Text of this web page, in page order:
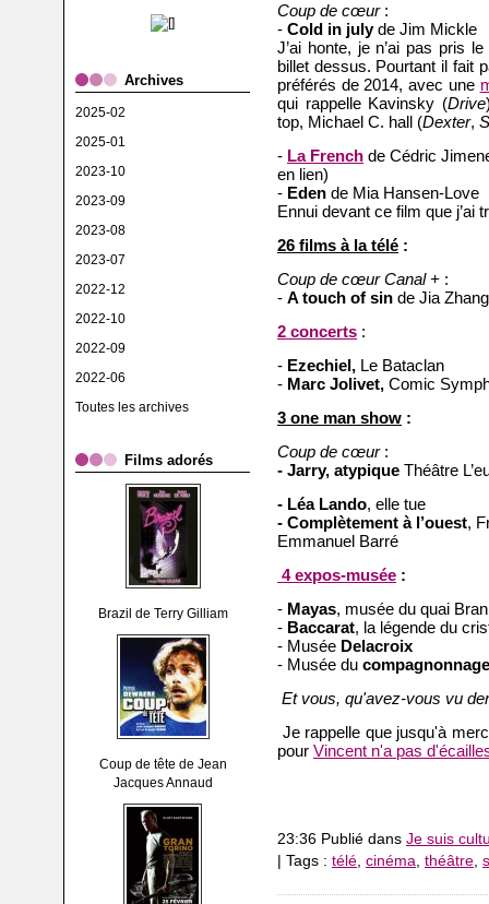
Archives
2025-02
2025-01
2023-10
2023-09
2023-08
2023-07
2022-12
2022-10
2022-09
2022-06
Toutes les archives
Films adorés
Brazil de Terry Gilliam
Coup de tête de Jean
Jacques Annaud
Coup de cœur:
- Cold in julyde Jim Mickle
J’ai honte, je n’ai pas pris
billet dessus. Pourtant il fait
préférés de 2014, avec une
qui rappelle Kavinsky (Drive
top, Michael C. hall (Dexter,
- La French de Cédric
en lien)
- Eden de Mia Hansen-Love
Ennui devant ce film que j’ai
26 films à la télé :
Coup de cœur Canal + :
- A touch of sin de Jia
2 concerts :
- Ezechiel, Le Bataclan
- Marc Jolivet, Comic
3 one man show :
Coup de cœur:
- Jarry, atypique Théâtre
- Léa Lando, elle tue
- Complètement à l’ouest,
Emmanuel Barré
4 expos-musée :
- Mayas, musée du quai
- Baccarat, la légende du
- Musée Delacroix
- Musée du compagnonnage
Et vous, qu'avez-vous vu
Je rappelle que jusqu'à
pour Vincent n'a pas
23:36 Publié dans Je suis
| Tags : télé, cinéma, théâtre,